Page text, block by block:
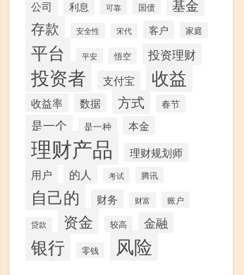
公司
利息 可靠 国债 基金
存款 安全性 宋代 客户 家庭
平台 平安 悟空 投资理财
投资者 支付宝 收益
收益率 数据 方式 春节
是一个 是一种 本金
理财产品
理财规划师
用户
的人 考试 腾讯
自己的 财务 财富 账户
贷款 资金 较高 金融
银行 零钱 风险